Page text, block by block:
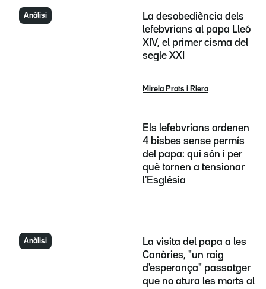
Anàlisi
La desobediència dels
lefebvrians al papa Lleó
XIV, el primer cisma del
segle XXI
Mireia Prats i Riera
Els lefebvrians ordenen
4 bisbes sense permís
del papa: qui són i per
què tornen a tensionar
l'Església
Anàlisi
La visita del papa a les
Canàries, "un raig
d'esperança" passatger
que no atura les morts al